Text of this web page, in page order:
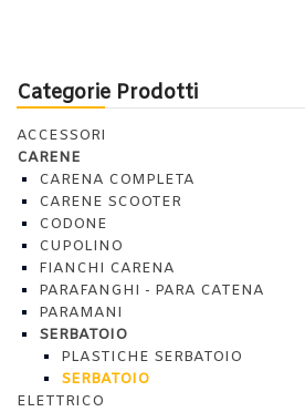
Categorie Prodotti
ACCESSORI
CARENE
CARENA COMPLETA
CARENE SCOOTER
CODONE
CUPOLINO
FIANCHI CARENA
PARAFANGHI - PARA CATENA
PARAMANI
SERBATOIO
PLASTICHE SERBATOIO
SERBATOIO
ELETTRICO